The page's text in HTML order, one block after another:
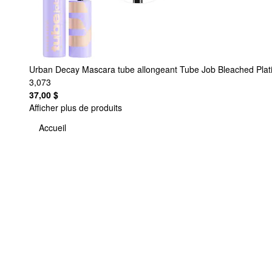
Urban Decay Mascara tube allongeant Tube Job Bleached
3,073
37,00 $
Afficher plus de produits
Accueil